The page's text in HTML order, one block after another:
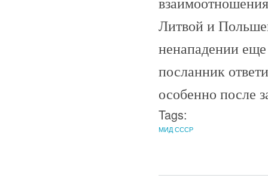
Литвой и
ненападении
посланник
особенно после
Tags:
МИД СССР